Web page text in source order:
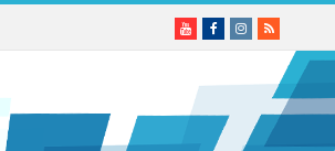
YoutubeFacebookInstagram
RSS